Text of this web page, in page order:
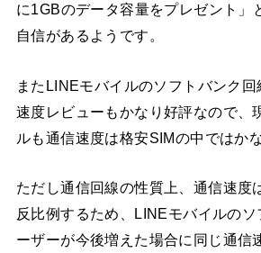
に1GBのデータ容量をプレゼント」
自信があるようです。
またLINEモバイルのソフトバンク
速度レビューもかなり好評なので、
ルも通信速度は格安SIMの中ではか
ただし通信回線の性質上、通信速度
反比例するため、LINEモバイルの
ーザーが今後増えた場合に同じ通信